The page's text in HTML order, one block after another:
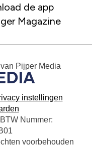
de app
Magazine
Pijper Media
instellingen
Nummer:
voorbehouden